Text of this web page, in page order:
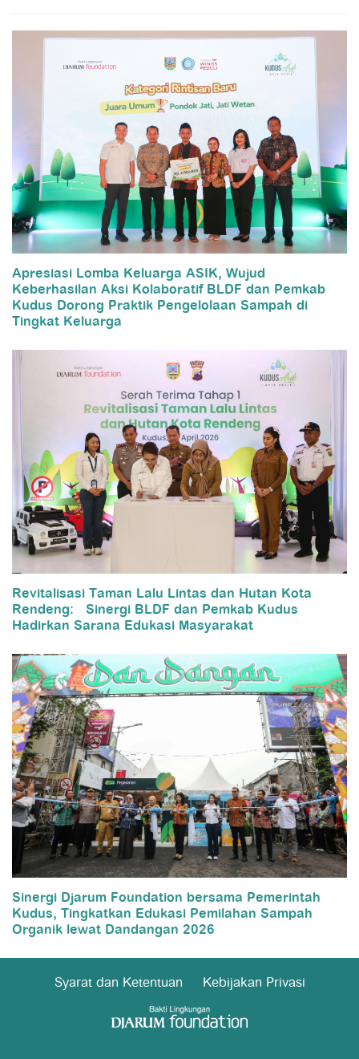
Apresiasi Lomba Keluarga ASIK, Wujud
Keberhasilan Aksi Kolaboratif BLDF dan Pemkab
Kudus Dorong Praktik Pengelolaan Sampah di
Tingkat Keluarga
Revitalisasi Taman Lalu Lintas dan Hutan Kota
Rendeng: Sinergi BLDF dan Pemkab Kudus
Hadirkan Sarana Edukasi Masyarakat
Sinergi Djarum Foundation bersama Pemerintah
Kudus, Tingkatkan Edukasi Pemilahan Sampah
Organik lewat Dandangan 2026
Syarat dan Ketentuan Kebijakan Privasi